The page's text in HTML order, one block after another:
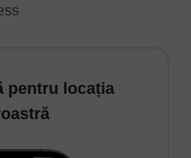
pentru locația